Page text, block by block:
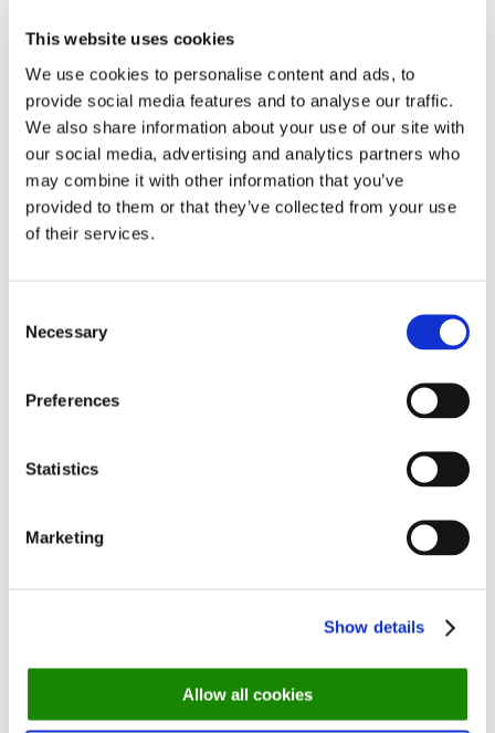
This website uses cookies
We use cookies to personalise content and ads, to
provide social media features and to analyse our traffic.
We also share information about your use of our site with
our social media, advertising and analytics partners who
may combine it with other information that you’ve
provided to them or that they’ve collected from your use
of their services.
Selection
Necessary
Preferences
Statistics
Marketing
Show details
Allow all cookies
I september bliver restauranterne igen ramt af nye restriktioner
og skal nu lukke kl. 22 og gæster skal bære mundbund. Disse er
foreløbigt gældende til og med 18. oktober.
– Corona-pandemien har store konsekvenser for restauranter
landet over, og branchen har brug for os som aldrig før. Derfor
glæder det os som arrangører, at så mange har booket et
Gæster kan stadig nå at støtte op om restauranterne i
sælges helt frem til 18. oktober.
Sjælland og øvrige Jylland